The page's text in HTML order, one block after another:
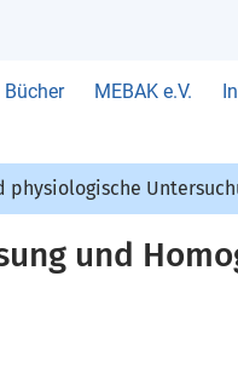
Bücher MEBAK e.V.
physiologische
und